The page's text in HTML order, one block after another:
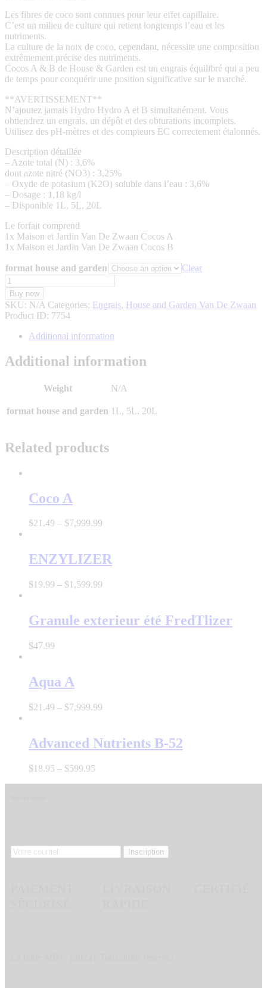
Les fibres de coco sont connues pour leur effet capillaire.
C’est un milieu de culture qui retient longtemps l’eau et les
nutriments.
La culture de la noix de coco, cependant, nécessite une composition
extrêmement précise des nutriments.
Cocos A & B de House & Garden est un engrais équilibré qui a peu
de temps pour conquérir une position significative sur le marché.
**AVERTISSEMENT**
N’ajoutez jamais Hydro Hydro A et B simultanément. Vous
obtiendrez un engrais, un dépôt et des obturations incomplets.
Utilisez des pH-mètres et des compteurs EC correctement étalonnés.
Description détaillée
– Azote total (N) : 3,6%
dont azote nitré (NO3) : 3,25%
– Oxyde de potasium (K2O) soluble dans l’eau : 3,6%
– Dosage : 1,18 kg/l
– Disponible 1L, 5L, 20L
Le forfait comprend
1x Maison et Jardin Van De Zwaan Cocos A
1x Maison et Jardin Van De Zwaan Cocos B
format house and garden
Clear
House
and
Garden
Van
De
Zwaan
A&B
quantity
Buy now
SKU: N/A Categories: Engrais, House and Garden Van De Zwaan
Product ID: 7754
Additional information
Additional information
Weight N/A
format house and garden 1L, 5L, 20L
Related products
Coco A
$21.49 – $7,999.99
ENZYLIZER
$19.99 – $1,599.99
Granule exterieur été FredTlizer
$47.99
Aqua A
$21 .49 – $7,999.99
Advanced Nutrients B-52
$18.95 – $599.95